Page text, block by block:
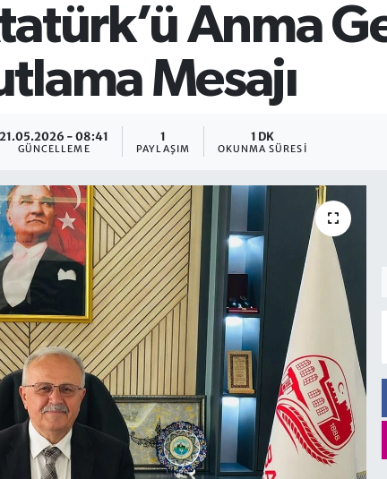
Anma
Mesajı
21.05.2026 - 08:41
GÜNCELLEME
1
PAYLAŞIM
1 DK
OKUNMA SÜRESI